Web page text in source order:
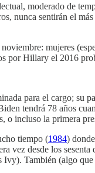
moderado de
nunca sentirán el
mujeres
por Hillary el 2016
para el cargo; su
tendrá 78 años
o incluso la primera
tiempo (1984)
desde los
También (algo